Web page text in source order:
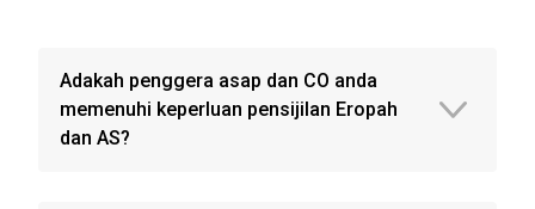
Adakah penggera asap dan CO anda
memenuhi keperluan pensijilan Eropah
dan AS?